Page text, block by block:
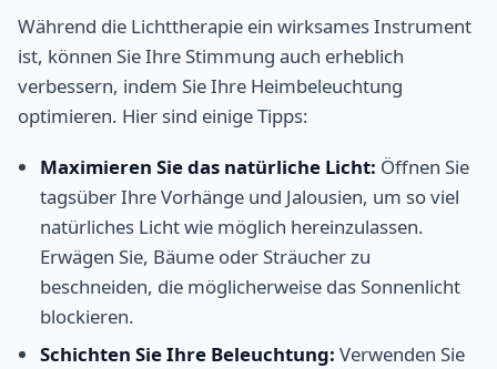
Während die Lichttherapie ein wirksames Instrument
ist, können Sie Ihre Stimmung auch erheblich
verbessern, indem Sie Ihre Heimbeleuchtung
optimieren. Hier sind einige Tipps:
Maximieren Sie das natürliche Licht: Öffnen Sie
tagsüber Ihre Vorhänge und Jalousien, um so viel
natürliches Licht wie möglich hereinzulassen.
Erwägen Sie, Bäume oder Sträucher zu
beschneiden, die möglicherweise das Sonnenlicht
blockieren.
Schichten Sie Ihre Beleuchtung: Verwenden Sie